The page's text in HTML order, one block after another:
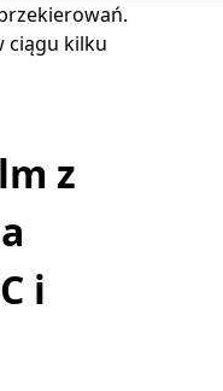
ciągu kilku
z
i